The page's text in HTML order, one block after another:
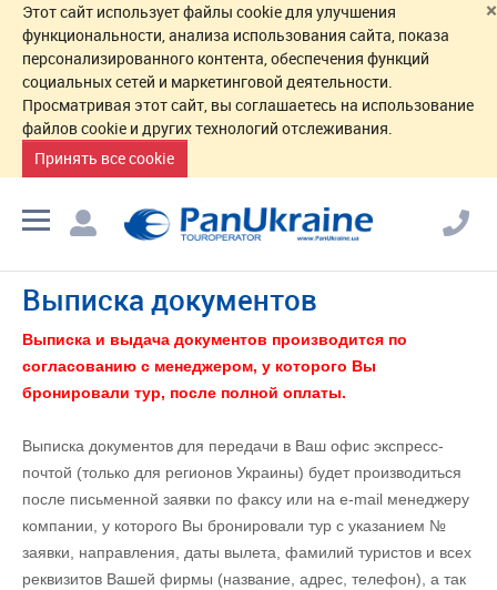
×
Этот сайт использует файлы cookie для улучшения
функциональности, анализа использования сайта, показа
персонализированного контента, обеспечения функций
социальных сетей и маркетинговой деятельности.
Просматривая этот сайт, вы соглашаетесь на использование
файлов cookie и других технологий отслеживания.
Принять все cookie
Выписка документов
Выписка и выдача документов производится по
согласованию с менеджером, у которого Вы
бронировали тур, после полной оплаты.
Выписка документов для передачи в Ваш офис экспресс-
почтой (только для регионов Украины) будет производиться
после письменной заявки по факсу или на e-mail менеджеру
компании, у которого Вы бронировали тур с указанием №
заявки, направления, даты вылета, фамилий туристов и всех
реквизитов Вашей фирмы (название, адрес, телефон), а так